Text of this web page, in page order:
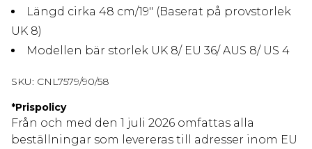
Längd cirka 48 cm/19" (Baserat på provstorlek
UK 8)
Modellen bär storlek UK 8/ EU 36/ AUS 8/ US 4
SKU: CNL7579/90/58
*Prispolicy
Från och med den 1 juli 2026 omfattas alla
beställningar som levereras till adresser inom EU